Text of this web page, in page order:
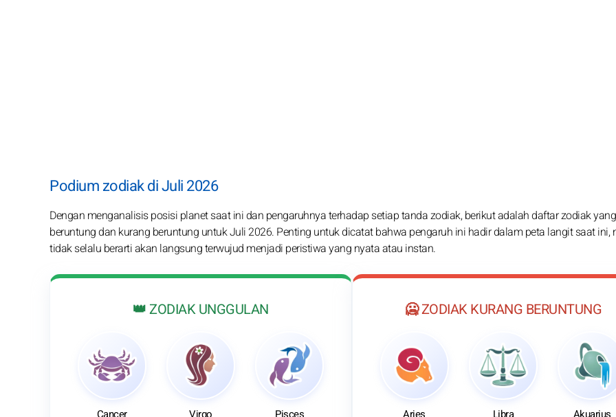
Podium zodiak di Juli 2026
Dengan menganalisis posisi planet saat ini dan pengaruhnya terhadap setiap tanda zodiak, berikut adalah daftar zodiak
beruntung dan kurang beruntung untuk Juli 2026. Penting untuk dicatat bahwa pengaruh ini hadir dalam peta langit saat ini,
tidak selalu berarti akan langsung terwujud menjadi peristiwa yang nyata atau instan.
👑 ZODIAK UNGGULAN
Cancer Virgo Pisces
🥶 ZODIAK KURANG BERUNTUNG
Aries Libra Akuarius